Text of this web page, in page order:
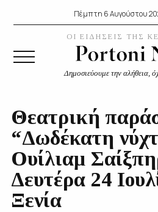
Πέμπτη 6 Αυγούστου
ΟΙ ΕΙΔΗΣΕΙΣ ΤΗΣ
Δημοσιεύουμε την αλήθεια,
Θεατρική
“Δωδέκατη
Ουίλιαμ
Δευτέρα 24
Ξενία